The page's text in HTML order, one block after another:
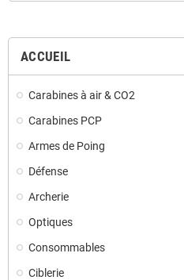
ACCUEIL
Carabines à air & CO2
Carabines PCP
Armes de Poing
Défense
Archerie
Optiques
Consommables
Ciblerie